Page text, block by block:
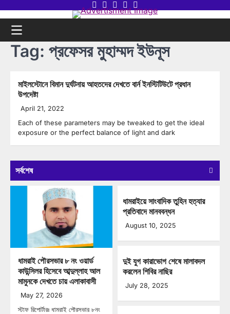
to
content
Twitter
Facebook
LinkedIn
Instagram
youtube
Tag: প্রফেসর মুহাম্মদ ইউনূস
মাইলস্টোনে বিমান দুর্ঘটনায় আহতদের দেখতে বার্ন ইনস্টিটিউটে প্রধান
উপদেষ্টা
April 21, 2022
Each of these parameters may be tweaked to get the ideal
exposure or the perfect balance of light and dark
সর্বশেষ
ধামরাই পৌরসভার ৮ নং ওয়ার্ড
কাউন্সিলর হিসেবে আব্দুল্লাহ আল
মামুনকে দেখতে চায় এলাকাবাসী
May 27, 2026
স্টাফ রিপোর্টারঃ ধামরাই পৌরসভার ৮নং
ধামরাইয়ে সাংবাদিক তুহিন হত্যার
প্রতিবাদে মানববন্ধন
August 10, 2025
দুই যুগ কারাভোগ শেষে মালাবদল
করলেন শিবির নাছির
July 28, 2025